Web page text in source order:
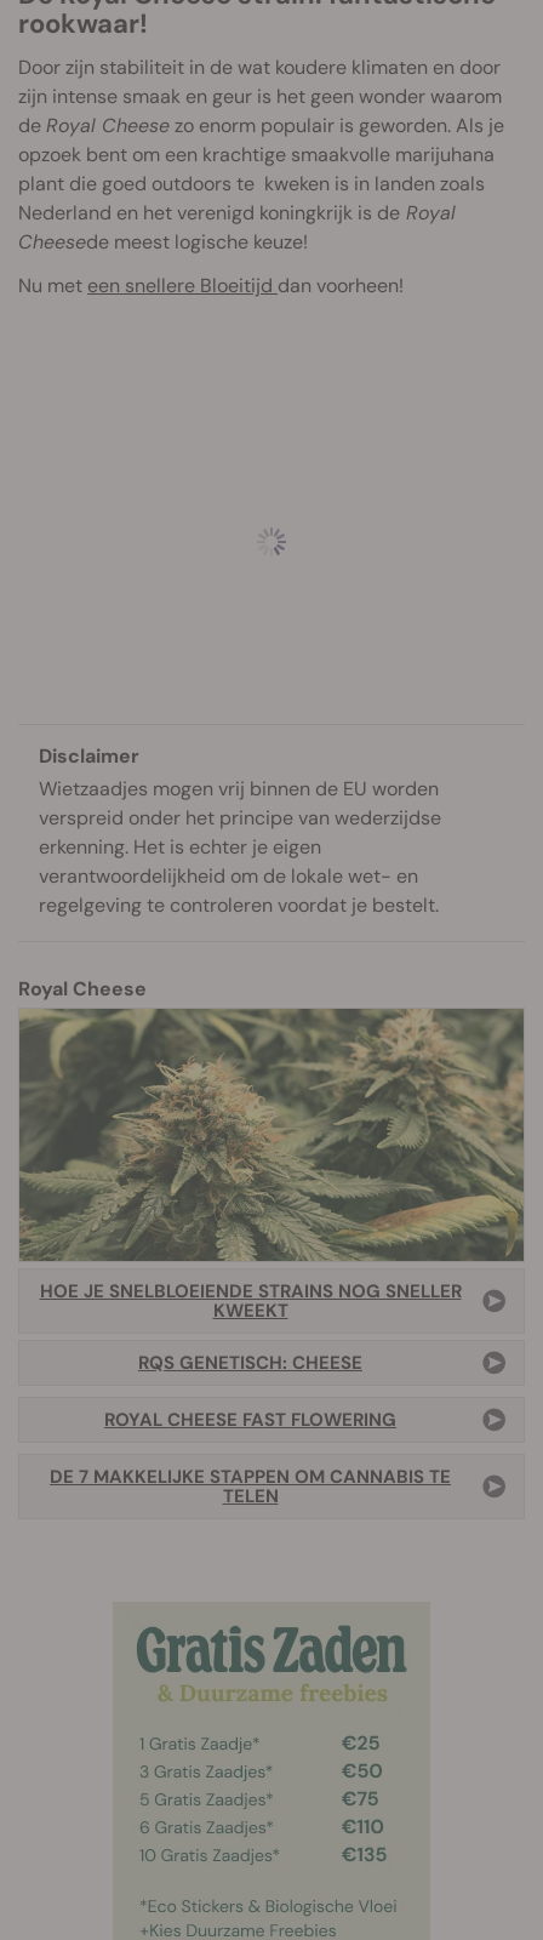
rookwaar!
Door zijn stabiliteit in de wat koudere klimaten en door
zijn intense smaak en geur is het geen wonder waarom
deRoyal Cheesezo enorm populair is geworden. Als je
opzoek bent om een krachtige smaakvolle marijuhana
plant die goed outdoors te kweken is in landen zoals
Nederland en het verenigd koningkrijk is de Royal
Cheesede meest logische keuze!
Nu met een snellere Bloeitijd dan voorheen!
Disclaimer
Wietzaadjes mogen vrij binnen de EU worden
verspreid onder het principe van wederzijdse
erkenning. Het is echter je eigen
verantwoordelijkheid om de lokale wet- en
regelgeving te controleren voordat je bestelt.
Royal Cheese
HOE JE SNELBLOEIENDE STRAINS NOG SNELLER
KWEEKT
RQS GENETISCH: CHEESE
ROYAL CHEESE FAST FLOWERING
DE 7 MAKKELIJKE STAPPEN OM CANNABIS TE
TELEN